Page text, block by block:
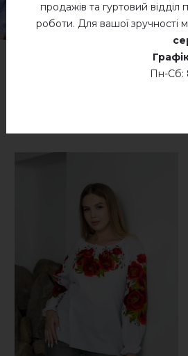
продажів та гуртовий
роботи. Для вашої зручності
Пн-Сб: